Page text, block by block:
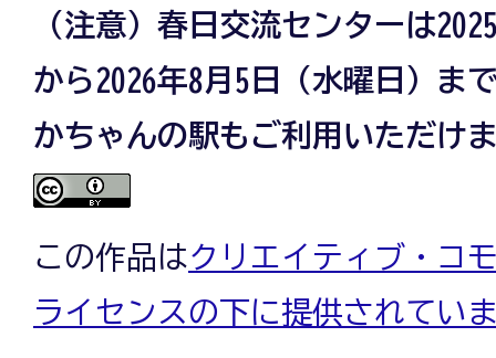
（注意）春日交流センターは
から2026年8月5日（水曜日）ま
かちゃんの駅もご利用いただけ
この作品はクリエイティブ・コ
ライセンスの下に提供されてい